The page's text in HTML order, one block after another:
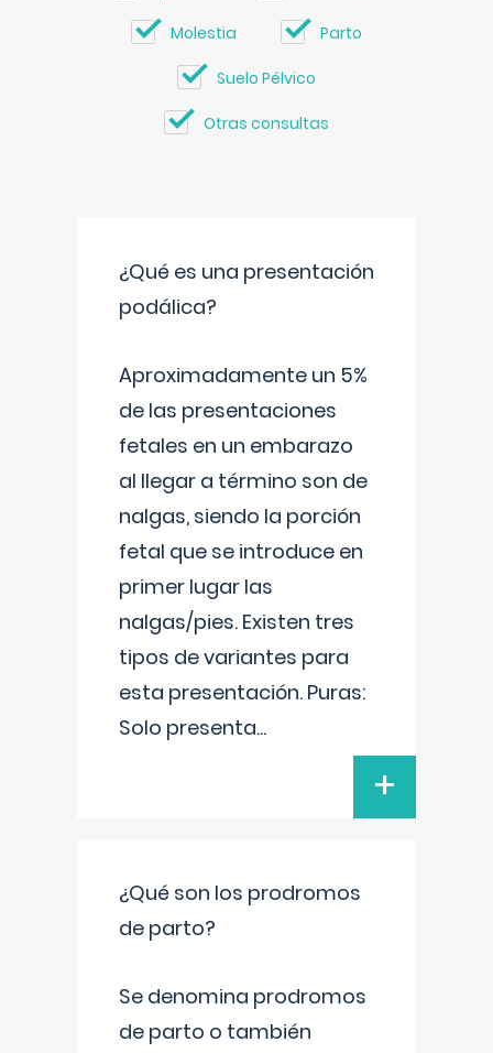
Molestia Parto
Suelo Pélvico
Otras consultas
¿Qué es una presentación
podálica?
Aproximadamente un 5%
de las presentaciones
fetales en un embarazo
al llegar a término son de
nalgas, siendo la porción
fetal que se introduce en
primer lugar las
nalgas/pies. Existen tres
tipos de variantes para
esta presentación. Puras:
Solo presenta...
+
¿Qué son los prodromos
de parto?
Se denomina prodromos
de parto o también